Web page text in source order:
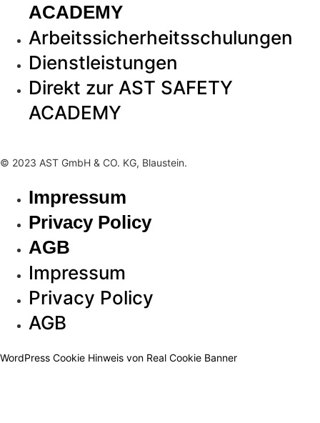
ACADEMY
Arbeitssicherheitsschulungen
Dienstleistungen
Direkt zur AST SAFETY
ACADEMY
© 2023 AST GmbH & CO. KG, Blaustein.
Impressum
Privacy Policy
AGB
Impressum
Privacy Policy
AGB
WordPress Cookie Hinweis von Real Cookie Banner